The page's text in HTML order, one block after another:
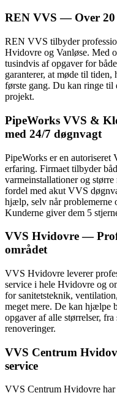
REN VVS — Over
REN VVS tilbyder
Hvidovre og Vanløse. Med
tusindvis af opgaver for
garanterer, at møde til
første gang. Du kan ringe
projekt.
PipeWorks VVS &
med 24/7 døgnvagt
PipeWorks er en
erfaring. Firmaet tilbyder
varmeinstallationer og
fordel med akut VVS
hjælp, selv når problemerne
Kunderne giver dem 5
VVS Hvidovre —
området
VVS Hvidovre leverer
service i hele Hvidovre og
for sanitetsteknik,
meget mere. De kan hjælpe
opgaver af alle størrelser,
renoveringer.
VVS Centrum
service
VVS Centrum Hvidovre har